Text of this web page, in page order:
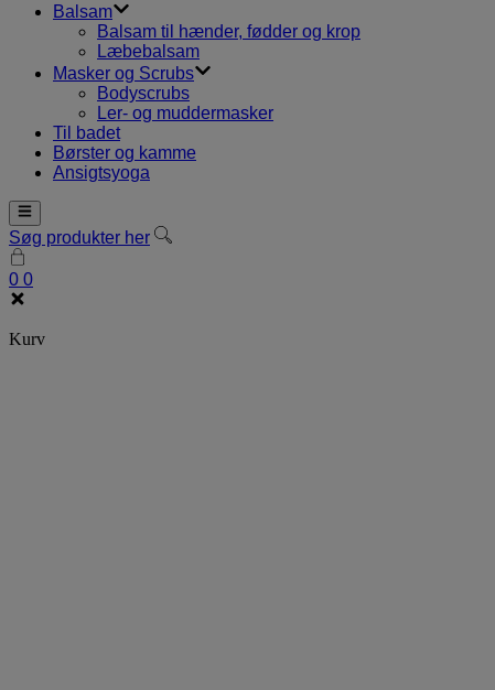
Balsam
Balsam til hænder, fødder og krop
Læbebalsam
Masker og Scrubs
Bodyscrubs
Ler- og muddermasker
Til badet
Børster og kamme
Ansigtsyoga
Søg produkter her
0 0
Kurv